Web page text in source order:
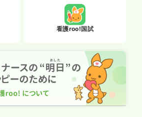
看護roo!国試